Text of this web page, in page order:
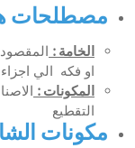
مصطلحات
الخامة :
او فكه الي
المكونات :
التقطيع
مكونات